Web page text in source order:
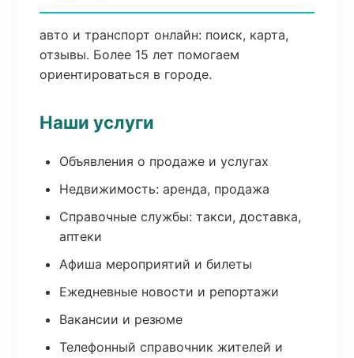
авто и транспорт онлайн: поиск, карта,
отзывы. Более 15 лет помогаем
ориентироваться в городе.
Наши услуги
Объявления о продаже и услугах
Недвижимость: аренда, продажа
Справочные службы: такси, доставка,
аптеки
Афиша мероприятий и билеты
Ежедневные новости и репортажи
Вакансии и резюме
Телефонный справочник жителей и